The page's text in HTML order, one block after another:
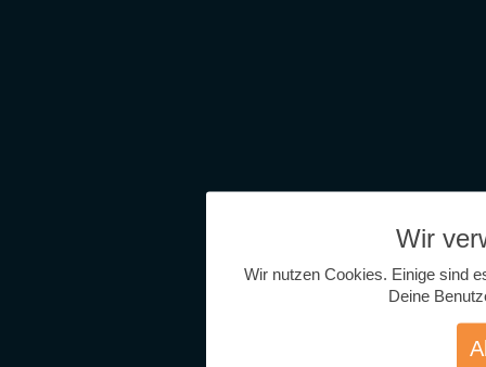
Wir
Wir nutzen Cookies. Einige sind
Deine